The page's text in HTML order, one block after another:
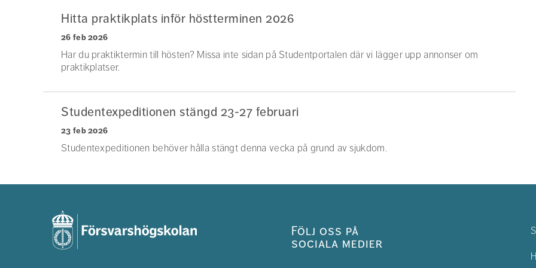
Hitta praktikplats inför höstterminen 2026
26 feb 2026
Har du praktiktermin till hösten? Missa inte sidan på Studentportalen där vi lägger upp annonser om
praktikplatser.
Studentexpeditionen stängd 23-27 februari
23 feb 2026
Studentexpeditionen behöver hålla stängt denna vecka på grund av sjukdom.
Följ oss på
sociala medier